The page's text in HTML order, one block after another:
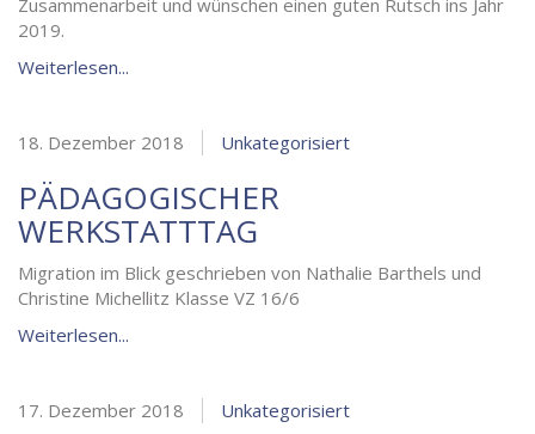
2019.
Weiterlesen...
18. Dezember 2018 Unkategorisiert
PÄDAGOGISCHER
WERKSTATTTAG
Migration im Blick geschrieben von Nathalie Barthels und
Christine Michellitz Klasse VZ 16/6
Weiterlesen...
17. Dezember 2018 Unkategorisiert